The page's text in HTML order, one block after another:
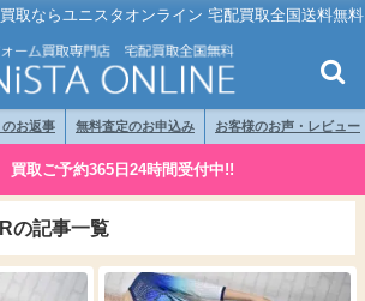
取ならユニスタオンライン 宅配買取全国送料無料
お返事 無料査定のお申込み お客様のお声・レビュー
買取ご予約365日24時間受付中!!
の記事一覧